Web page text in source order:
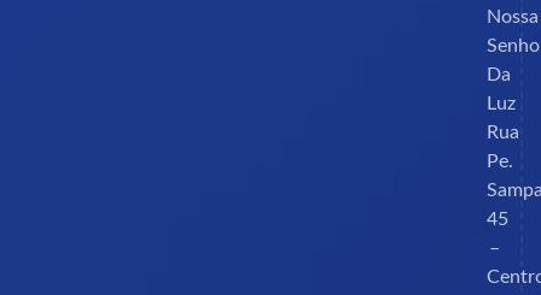
Nossa
Da
Luz
Rua
Pe.
45
–